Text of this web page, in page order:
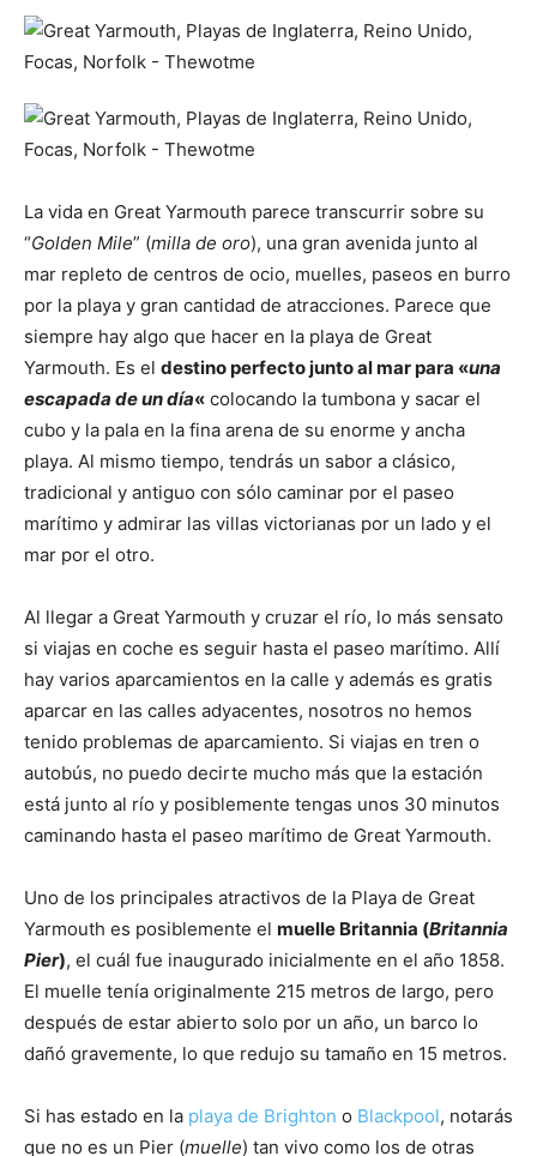
La vida en Great Yarmouth parece transcurrir sobre su
“Golden Mile” (milla de oro), una gran avenida junto al
mar repleto de centros de ocio, muelles, paseos en burro
por la playa y gran cantidad de atracciones. Parece que
siempre hay algo que hacer en la playa de Great
Yarmouth. Es el destino perfecto junto al mar para «una
escapada de un día« colocando la tumbona y sacar el
cubo y la pala en la fina arena de su enorme y ancha
playa. Al mismo tiempo, tendrás un sabor a clásico,
tradicional y antiguo con sólo caminar por el paseo
marítimo y admirar las villas victorianas por un lado y el
mar por el otro.
Al llegar a Great Yarmouth y cruzar el río, lo más sensato
si viajas en coche es seguir hasta el paseo marítimo. Allí
hay varios aparcamientos en la calle y además es gratis
aparcar en las calles adyacentes, nosotros no hemos
tenido problemas de aparcamiento. Si viajas en tren o
autobús, no puedo decirte mucho más que la estación
está junto al río y posiblemente tengas unos 30 minutos
caminando hasta el paseo marítimo de Great Yarmouth.
Uno de los principales atractivos de la Playa de Great
Yarmouth es posiblemente el muelle Britannia (Britannia
Pier), el cuál fue inaugurado inicialmente en el año 1858.
El muelle tenía originalmente 215 metros de largo, pero
después de estar abierto solo por un año, un barco lo
dañó gravemente, lo que redujo su tamaño en 15 metros.
Si has estado en la playa de Brighton o Blackpool, notarás
que no es un Pier (muelle) tan vivo como los de otras